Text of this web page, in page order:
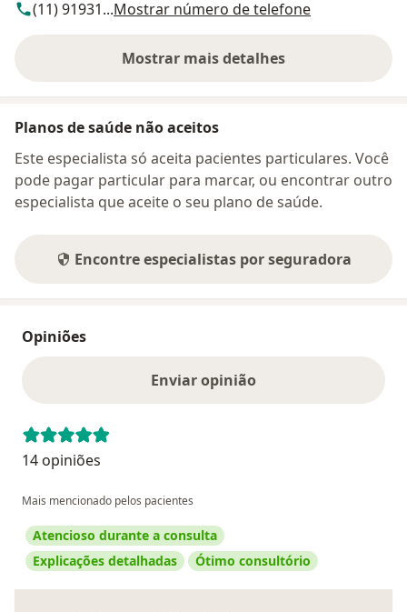
(11) 91931...Mostrar número de telefone
Mostrar mais detalhes
sobre o endereço
Planos de saúde não aceitos
Este especialista só aceita pacientes particulares. Você
pode pagar particular para marcar, ou encontrar outro
especialista que aceite o seu plano de saúde.
Encontre especialistas por seguradora
Opiniões
Enviar opinião
14 opiniões
Mais mencionado pelos pacientes
Atencioso durante a consulta
Explicações detalhadas
Ótimo consultório